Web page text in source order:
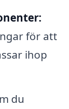
för att
ihop
du